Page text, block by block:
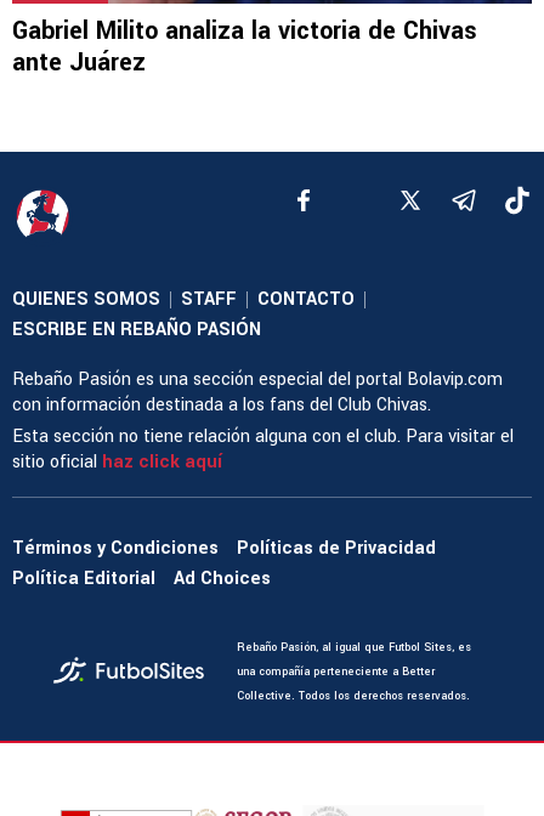
Gabriel Milito analiza la victoria de Chivas
ante Juárez
QUIENES SOMOS | STAFF | CONTACTO |
ESCRIBE EN REBAÑO PASIÓN
Rebaño Pasión es una sección especial del portal Bolavip.com
con información destinada a los fans del Club Chivas.
Esta sección no tiene relación alguna con el club. Para visitar el
sitio oficial haz click aquí
Términos y Condiciones
Políticas de Privacidad
Política Editorial
Ad Choices
Rebaño Pasión, al igual que Futbol Sites, es
una compañía perteneciente a Better
Collective. Todos los derechos reservados.